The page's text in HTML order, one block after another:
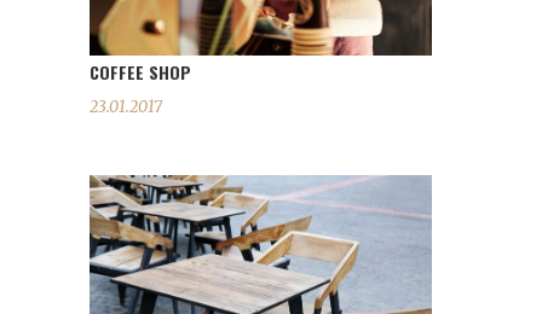
COFFEE SHOP
23.01.2017